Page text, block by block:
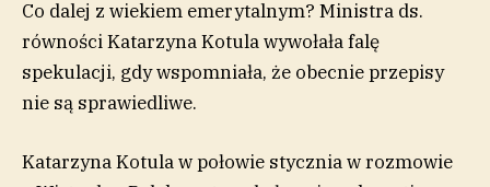
Co dalej z wiekiem emerytalnym? Ministra ds.
równości Katarzyna Kotula wywołała falę
spekulacji, gdy wspomniała, że obecnie przepisy
nie są sprawiedliwe.
Katarzyna Kotula w połowie stycznia w rozmowie